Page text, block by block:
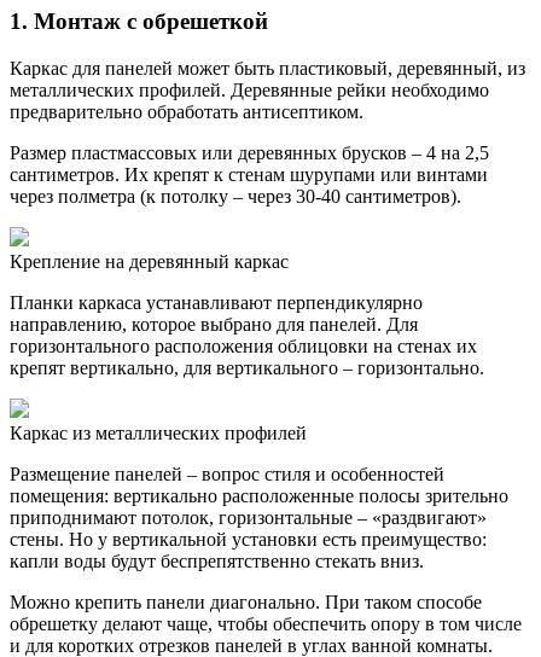
1. Монтаж с обрешеткой
Каркас для панелей может быть пластиковый, деревянный, из
металлических профилей. Деревянные рейки необходимо
предварительно обработать антисептиком.
Размер пластмассовых или деревянных брусков – 4 на 2,5
сантиметров. Их крепят к стенам шурупами или винтами
через полметра (к потолку – через 30-40 сантиметров).
Крепление на деревянный каркас
Планки каркаса устанавливают перпендикулярно
направлению, которое выбрано для панелей. Для
горизонтального расположения облицовки на стенах их
крепят вертикально, для вертикального – горизонтально.
Каркас из металлических профилей
Размещение панелей – вопрос стиля и особенностей
помещения: вертикально расположенные полосы зрительно
приподнимают потолок, горизонтальные – «раздвигают»
стены. Но у вертикальной установки есть преимущество:
капли воды будут беспрепятственно стекать вниз.
Можно крепить панели диагонально. При таком способе
обрешетку делают чаще, чтобы обеспечить опору в том числе
и для коротких отрезков панелей в углах ванной комнаты.